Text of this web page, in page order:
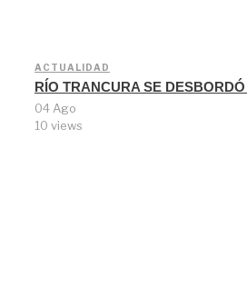
ACTUALIDAD
RÍO TRANCURA SE
04 Ago
10 views